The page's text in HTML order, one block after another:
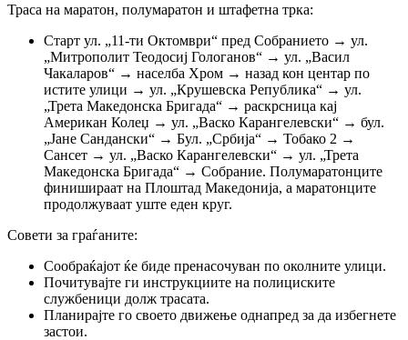
Траса на маратон, полумаратон и штафетна трка:
Старт ул. „11-ти Октомври“ пред Собранието → ул.
„Митрополит Теодосиј Гологанов“ → ул. „Васил
Чакаларов“ → населба Хром → назад кон центар по
истите улици → ул. „Крушевска Република“ → ул.
„Трета Македонска Бригада“ → раскрсница кај
Американ Колеџ → ул. „Васко Карангелевски“ → бул.
„Јане Сандански“ → Бул. „Србија“ → Тобако 2 →
Сансет → ул. „Васко Карангелевски“ → ул. „Трета
Македонска Бригада“ → Собрание. Полумаратонците
финишираат на Плоштад Македонија, а маратонците
продолжуваат уште еден круг.
Совети за граѓаните:
Сообраќајот ќе биде пренасочуван по околните улици.
Почитувајте ги инструкциите на полициските
службеници долж трасата.
Планирајте го своето движење однапред за да избегнете
застои.